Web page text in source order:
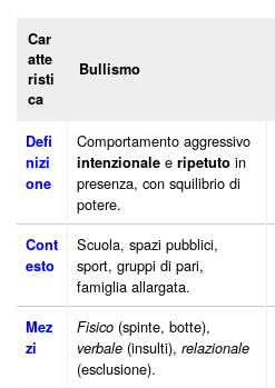
Car
atte
risti
ca
Bullismo
Defi
nizi
one
Comportamento aggressivo
intenzionale e ripetuto in
presenza, con squilibrio di
potere.
Cont
esto
Scuola, spazi pubblici,
sport, gruppi di pari,
famiglia allargata.
Mez
zi
Fisico (spinte, botte),
verbale (insulti), relazionale
(esclusione).